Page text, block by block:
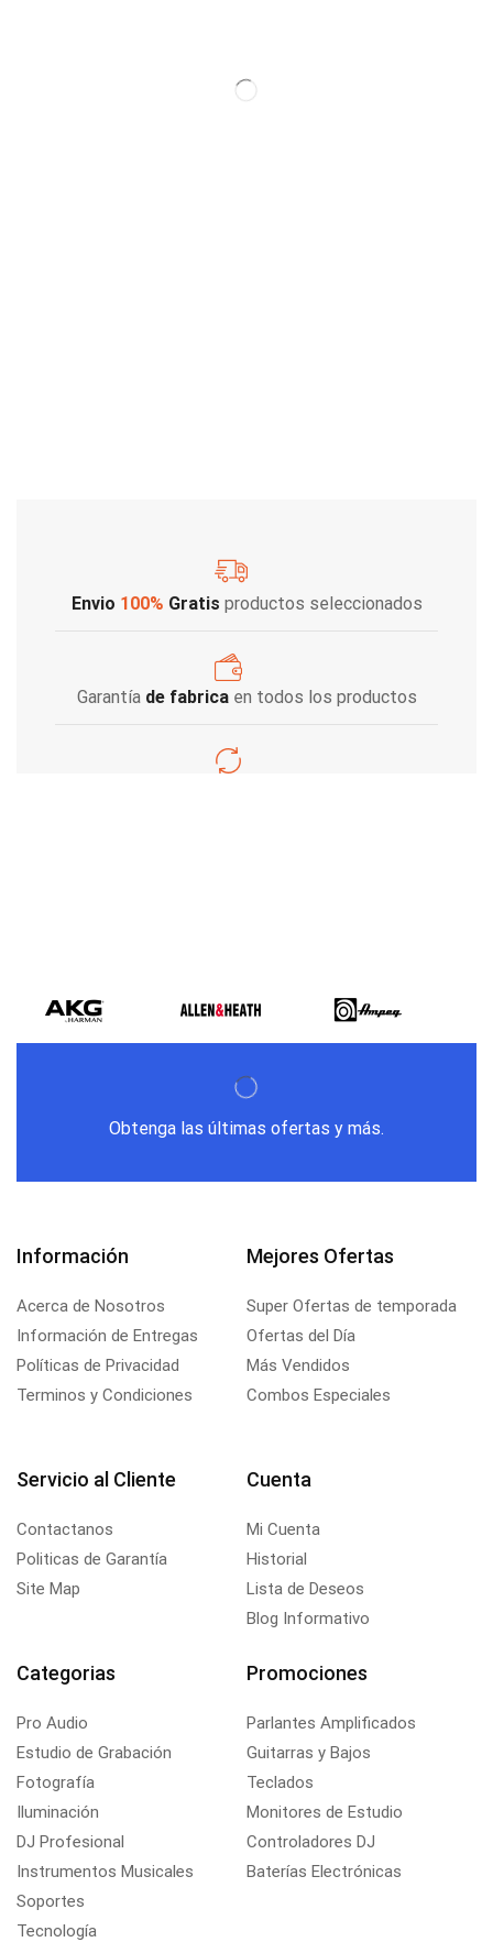
Envio 100% Gratis productos seleccionados
Garantía de fabricaen todos los productos
Obtenga las últimas ofertas y más.
Información
Acerca de Nosotros
Información de Entregas
Políticas de Privacidad
Terminos y Condiciones
Mejores Ofertas
Super Ofertas de temporada
Ofertas del Día
Más Vendidos
Combos Especiales
Servicio al Cliente
Contactanos
Politicas de Garantía
Site Map
Cuenta
Mi Cuenta
Historial
Lista de Deseos
Blog Informativo
Categorias
Pro Audio
Estudio de Grabación
Fotografía
Iluminación
DJ Profesional
Instrumentos Musicales
Soportes
Tecnología
Promociones
Parlantes Amplificados
Guitarras y Bajos
Teclados
Monitores de Estudio
Controladores DJ
Baterías Electrónicas